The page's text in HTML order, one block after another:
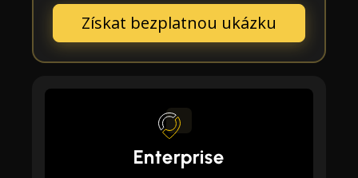
Získat bezplatnou ukázku
Enterprise